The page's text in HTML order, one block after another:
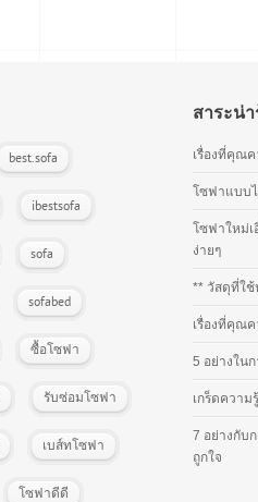
best.sofa
ibestsofa
sofa
sofabed
ซื้อโซฟา
รับซ่อมโซฟา
เบส์ทโซฟา
โซฟาดีดี
สาระน่า
เรื่องที่คุณค
โซฟาแบบไ
โซฟาใหม่เ
ง่ายๆ
** วัสดุที่ใ
เรื่องที่คุณค
5 อย่างใน
เกร็ดความ
7 อย่างกับ
ถูกใจ